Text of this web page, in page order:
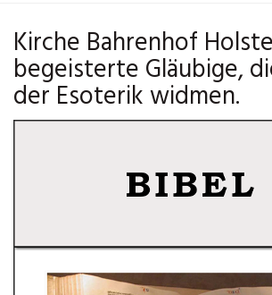
Kirche Bahrenhof
begeisterte Gläubige,
der Esoterik widmen.